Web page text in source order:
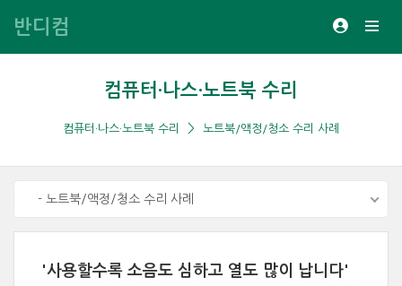
반디컴
컴퓨터·나스·노트북 수리
컴퓨터·나스·노트북 수리 노트북/액정/청소 수리 사례
- 노트북/액정/청소 수리 사례
'사용할수록 소음도 심하고 열도 많이 납니다'